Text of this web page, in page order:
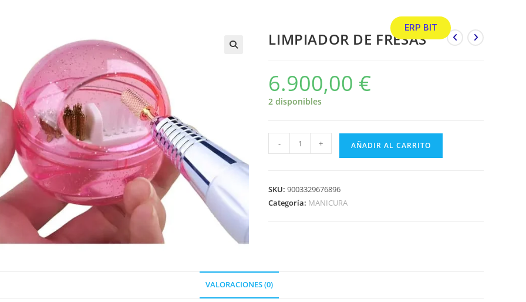
ERP BIT
LIMPIADOR DE FRESAS
6.900,00 €
2 disponibles
- + AÑADIR AL CARRITO
SKU:9003329676896
Categoría: MANICURA
VALORACIONES (0)